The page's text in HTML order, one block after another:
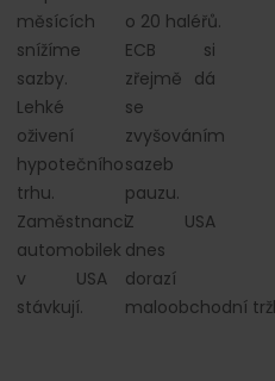
měsících
snížíme
sazby.
Lehké
oživení
hypotečního
trhu.
Zaměstnanci
automobilek
v USA
stávkují.
o 20 haléřů.
ECB si
zřejmě dá
se
zvyšováním
sazeb
pauzu.
Z USA
dnes
dorazí
maloobchodní